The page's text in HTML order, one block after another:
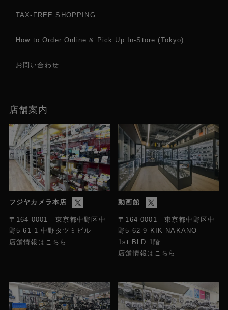
TAX-FREE SHOPPING
How to Order Online & Pick Up In-Store (Tokyo)
お問い合わせ
店舗案内
フジヤカメラ本店
〒164-0001 東京都中野区中
野5-61-1 中野タツミビル
店舗情報はこちら
動画館
〒164-0001 東京都中野区中
野5-62-9 KIK NAKANO
1st.BLD 1階
店舗情報はこちら